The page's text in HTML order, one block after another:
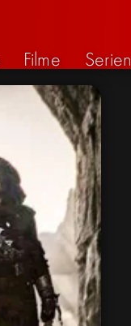
Filme Serien